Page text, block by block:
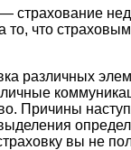
страхование
то, что
различных
Причины
вы не